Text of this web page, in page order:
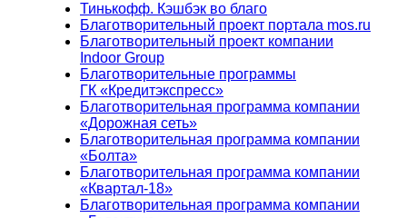
Тинькофф. Кэшбэк во благо
Благотворительный проект портала mos.ru
Благотворительный проект компании
Indoor Group
Благотворительные программы
ГК «Кредитэкспресс»
Благотворительная программа компании
«Дорожная сеть»
Благотворительная программа компании
«Болта»
Благотворительная программа компании
«Квартал-18»
Благотворительная программа компании